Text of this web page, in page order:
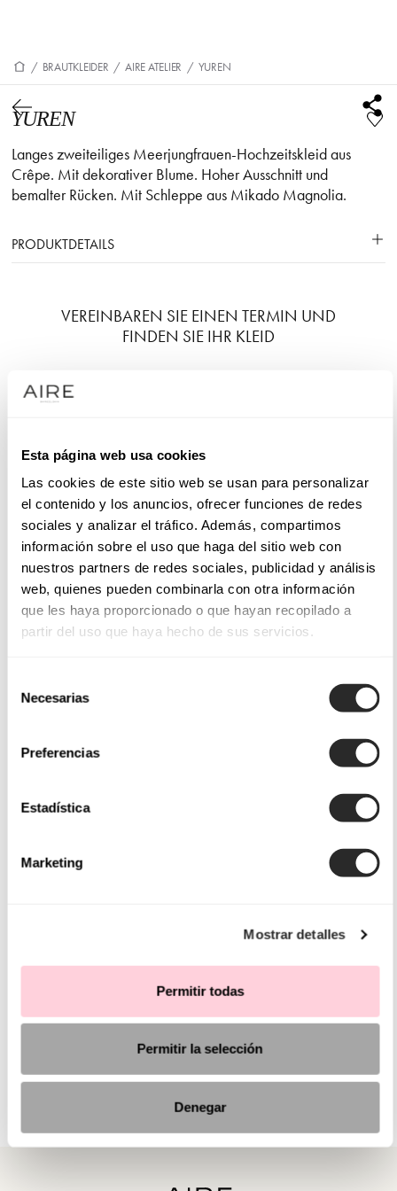
Esta página web usa cookies
Las cookies de este sitio web se usan para personalizar
el contenido y los anuncios, ofrecer funciones de redes
sociales y analizar el tráfico. Además, compartimos
información sobre el uso que haga del sitio web con
nuestros partners de redes sociales, publicidad y análisis
web, quienes pueden combinarla con otra información
que les haya proporcionado o que hayan recopilado a
partir del uso que haya hecho de sus servicios.
Necesarias
Preferencias
Estadística
Marketing
Mostrar detalles
Permitir todas
Permitir la selección
Denegar
/ BRAUTKLEIDER / AIRE ATELIER / YUREN
YUREN
Langes zweiteiliges Meerjungfrauen-Hochzeitskleid aus
Crêpe. Mit dekorativer Blume. Hoher Ausschnitt und
bemalter Rücken. Mit Schleppe aus Mikado Magnolia.
PRODUKTDETAILS
VEREINBAREN SIE EINEN TERMIN UND
FINDEN SIE IHR KLEID